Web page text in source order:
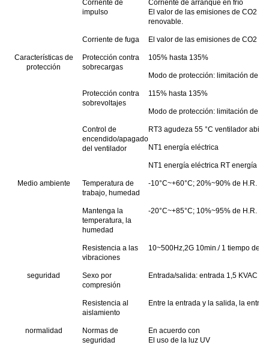
Corriente de
impulso
Corriente de arranque en frío
El valor de las emisiones de CO2
renovable.
Corriente de fuga El valor de las emisiones de CO2
Características de
protección
Protección contra
sobrecargas
105% hasta 135%
Modo de protección: limitación de
Protección contra
sobrevoltajes
115% hasta 135%
Modo de protección: limitación de
Control de
encendido/apagado
del ventilador
RT3 agudeza 55 °C ventilador
NT1 energía eléctrica
NT1 energía eléctrica RT energía
Medio ambiente
Temperatura de
trabajo, humedad
-10°C~+60°C; 20%~90% de H.R.
Mantenga la
temperatura, la
humedad
-20°C~+85°C; 10%~95% de H.R.
Resistencia a las
vibraciones
10~500Hz,2G 10min./ 1 tiempo de
seguridad
Sexo por
compresión
Entrada/salida: entrada 1,5 KVAC y
Resistencia al
aislamiento
Entre la entrada y la salida, la
normalidad
Normas de
seguridad
En acuerdo con
El uso de la luz UV